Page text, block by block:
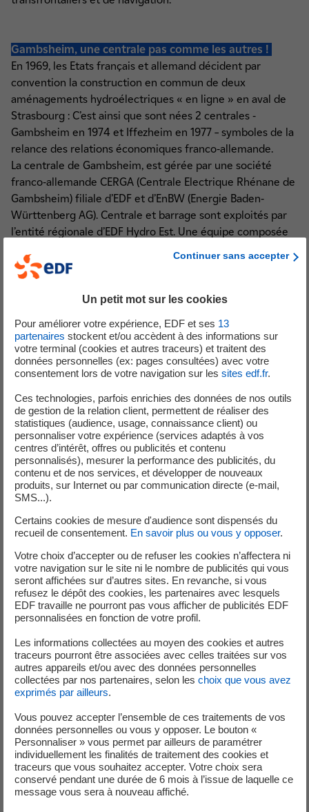
Gambsheim, une centrale pas comme les autres !
En 1969, les Etats français et allemand décident par
convention la construction en commun de deux
aménagements hydroélectriques « en ligne » en aval de
Strasbourg : C’est ainsi que sont nées 2 centrales -
Gambsheim en 1974 et Iffezheim en 1977 – symboles de la
relance des relations économiques franco-allemande.
La centrale de Gambsheim, est gérée par une société
franco-allemande CERGA (Centrale Electrique Rhénane de
Gambsheim) filiale d’EDF et d’EnBW (Energie Baden-
Württenberg AG). Centrale et barrage sont exploités par
l’entité régionale d’EDF Hydro Est. Une équipe composée
et la maintenance au quotidien. Equipée de 4 groupes, la
centrale produit annuellement en moyenne 650 millions
de kWh, soit l’équivalent de la consommation électrique
grandes sœurs », Ottmarsheim, Fessenheim, Vogelgrun,
Marckolsheim, Rhinau, Gerstheim, Strasbourg,
Gambsheim, et sa jumelle Iffezheim, elle peut fournir plus
de la moitié de la consommation alsacienne.
Du street’art à la centrale
Cachée sous le pont, coincée entre les écluses du côté
français et le barrage côté allemand, cette centrale se fait
habituellement discrète. A l’occasion de ses 50 ans, CERGA
a missionné le collectif d’art urbain contemporain et de
graffiti « COLORS Urban Art » pour mieux la révéler. 4
artistes français et allemands se partagerons les faces des
2 immenses ponts roulants qui surplombent la centrale
devant lesquels passent quotidiennement les nombreux
riverains et frontaliers. Au cours de l’été, nous pourrons
apercevoir ses nouvelles œuvres qui seront achevées
pour les célébrations des 21 et 22 septembre à l’occasion
des journées européennes du patrimoine.
Les journées du patrimoine : un événement à ne pas
manquer !
Un weekend de festivités avec des animations et des
visites de sites est prévu pour marquer cet événement
exceptionnel.
Au programme : visites guidées exclusives de la centrale
hydroélectrique EDF et de la passe à poissons (inscription
obligatoire), échanges avec des experts de Voies
Navigables de France, gestionnaire des écluses de
Gambsheim, musique, visites théâtralisées,
Continuer sans accepter
Un petit mot sur les cookies
Pour améliorer votre expérience, EDF et ses 13
partenaires stockent et/ou accèdent à des informations sur
votre terminal (cookies et autres traceurs) et traitent des
données personnelles (ex: pages consultées) avec votre
consentement lors de votre navigation sur les sites edf.fr.
Ces technologies, parfois enrichies des données de nos outils
de gestion de la relation client, permettent de réaliser des
statistiques (audience, usage, connaissance client) ou
personnaliser votre expérience (services adaptés à vos
centres d’intérêt, offres ou publicités et contenu
personnalisés), mesurer la performance des publicités, du
contenu et de nos services, et développer de nouveaux
produits, sur Internet ou par communication directe (e-mail,
SMS...).
Certains cookies de mesure d'audience sont dispensés du
recueil de consentement. En savoir plus ou vous y opposer.
Votre choix d’accepter ou de refuser les cookies n’affectera ni
votre navigation sur le site ni le nombre de publicités qui vous
seront affichées sur d’autres sites. En revanche, si vous
refusez le dépôt des cookies, les partenaires avec lesquels
EDF travaille ne pourront pas vous afficher de publicités EDF
personnalisées en fonction de votre profil.
Les informations collectées au moyen des cookies et autres
traceurs pourront être associées avec celles traitées sur vos
autres appareils et/ou avec des données personnelles
collectées par nos partenaires, selon les choix que vous avez
exprimés par ailleurs.
Vous pouvez accepter l’ensemble de ces traitements de vos
données personnelles ou vous y opposer. Le bouton «
Personnaliser » vous permet par ailleurs de paramétrer
individuellement les finalités de traitement des cookies et
traceurs que vous souhaitez accepter. Votre choix sera
conservé pendant une durée de 6 mois à l’issue de laquelle ce
message vous sera à nouveau affiché.